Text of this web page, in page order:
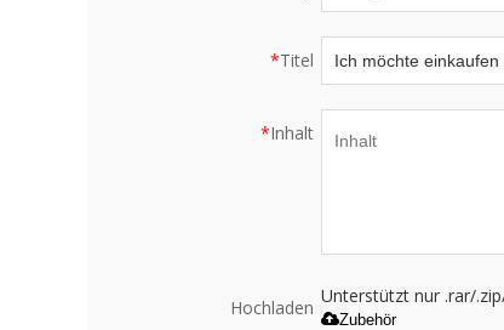
*Titel
*Inhalt
Hochladen
Unterstützt nur .rar/
Zubehör